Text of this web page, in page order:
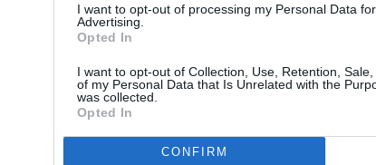
I want to opt-out of processing my Personal Data
Advertising.
Opted In
I want to opt-out of Collection, Use, Retention,
of my Personal Data that Is Unrelated with the
was collected.
Opted In
CONFIRM